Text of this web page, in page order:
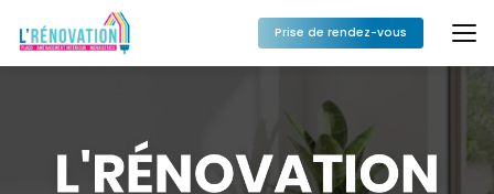
au
contenu
principal
Prise de rendez-vous